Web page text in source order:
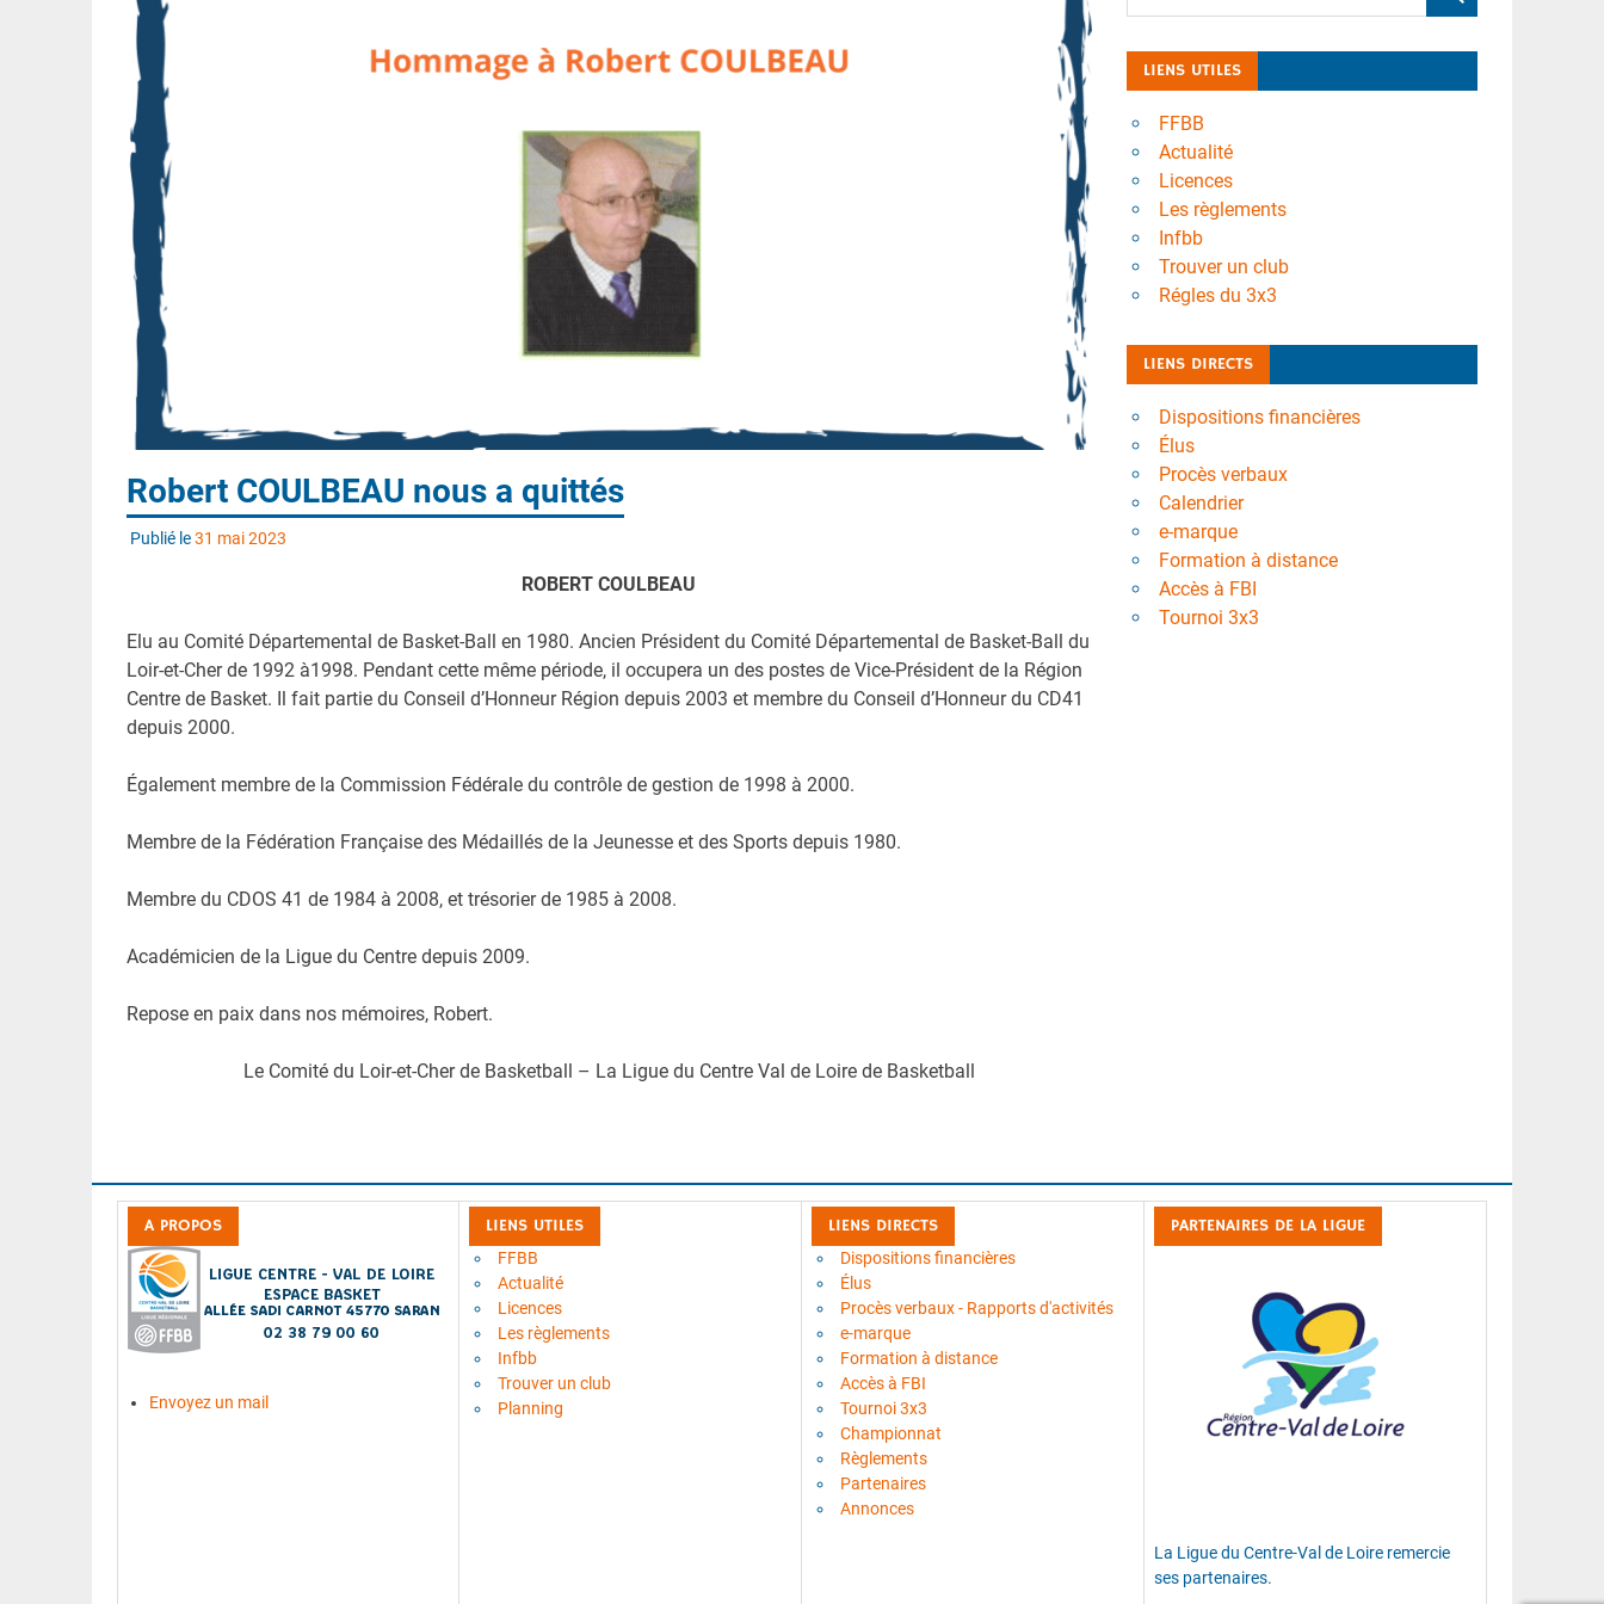
Robert COULBEAU nous a quittés
Publié le31 mai 2023
ROBERT COULBEAU
Elu au Comité Départemental de Basket-Ball en 1980. Ancien Président du Comité Départemental de Basket-Ball du
Loir-et-Cher de 1992 à1998. Pendant cette même période, il occupera un des postes de Vice-Président de la Région
Centre de Basket. Il fait partie du Conseil d’Honneur Région depuis 2003 et membre du Conseil d’Honneur du CD41
depuis 2000.
Également membre de la Commission Fédérale du contrôle de gestion de 1998 à 2000.
Membre de la Fédération Française des Médaillés de la Jeunesse et des Sports depuis 1980.
Membre du CDOS 41 de 1984 à 2008, et trésorier de 1985 à 2008.
Académicien de la Ligue du Centre depuis 2009.
Repose en paix dans nos mémoires, Robert.
Le Comité du Loir-et-Cher de Basketball – La Ligue du Centre Val de Loire de Basketball
LIENS UTILES
FFBB
Actualité
Licences
Les règlements
Infbb
Trouver un club
Régles du 3x3
LIENS DIRECTS
Dispositions financières
Élus
Procès verbaux
Calendrier
e-marque
Formation à distance
Accès à FBI
Tournoi 3x3
A PROPOS
Envoyez un mail
LIENS UTILES
FFBB
Actualité
Licences
Les règlements
Infbb
Trouver un club
Planning
LIENS DIRECTS
Dispositions financières
Élus
Procès verbaux - Rapports d'activités
e-marque
Formation à distance
Accès à FBI
Tournoi 3x3
Championnat
Règlements
Partenaires
Annonces
PARTENAIRES DE LA LIGUE
La Ligue du Centre-Val de Loire remercie
ses partenaires.